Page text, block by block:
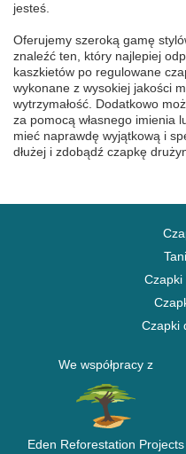
jesteś.
Oferujemy szeroką gamę
znaleźć ten, który najlepiej
kaszkietów po regulowane
wykonane z wysokiej jakości
wytrzymałość. Dodatkowo
za pomocą własnego imienia
mieć naprawdę wyjątkową i
dłużej i zdobądź czapkę
Czapki
Czapki
We współpracy z
Eden Reforestation Projects